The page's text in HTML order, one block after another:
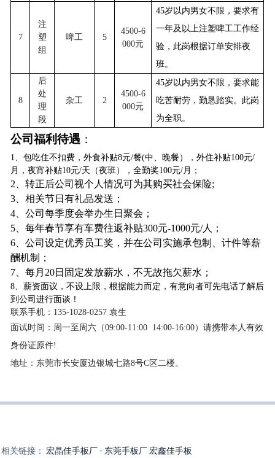
7
注
塑
组
啤工 5
4500-6
000元
45岁以内男女不限，要求有
一年及以上注塑啤工工作经
验，此岗根据订单安排夜
班。
8
后
处
理
段
杂工 2
4500-6
000元
45岁以内男女不限，要求能
吃苦耐劳，勤恳踏实。此岗
为全职。
公司福利待遇 ：
1、包吃住不扣费，外食补贴8元/餐(中、晚餐），外住补贴100元/
月，夜宵补贴10元/天（夜班），全勤奖100元/月；
2 、转正后公司视个人情况可为其购买社会保险;
3 、相关节日有礼品发送；
4 、公司每季度会举办生日聚会；
5 、每年春节享有车费往返补贴300元-1000元/人；
6 、公司设定优秀员工奖，并在公司实施承包制、计件等薪
酬机制；
7 、每月20日固定发放薪水，不无故拖欠薪水；
8、薪资面议，不设上限，根据能力而定，有意向者可先电话了解后
到公司进行面谈！
联系手机：135-1028-0257 袁生
面试时间：周一至周六（09:00-11:00 14:00-16:00）请携带本人有效
身份证原件!
地址：东莞市长安厦边银城七路8号C区二楼。
相关链接： 宏晶佳手板厂 - 东莞手板厂 宏鑫佳手板